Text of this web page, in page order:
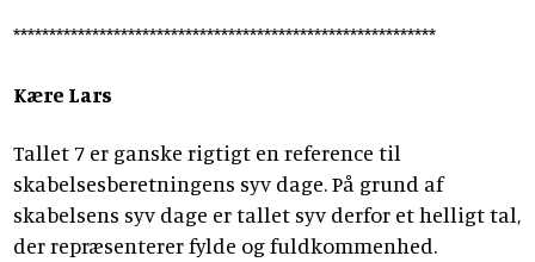
***********************************************************
Kære Lars
Tallet 7 er ganske rigtigt en reference til
skabelsesberetningens syv dage. På grund af
skabelsens syv dage er tallet syv derfor et helligt tal,
der repræsenterer fylde og fuldkommenhed.